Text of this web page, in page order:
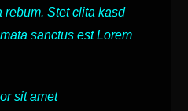
rebum. Stet clita kasd
sanctus est Lorem
sit amet